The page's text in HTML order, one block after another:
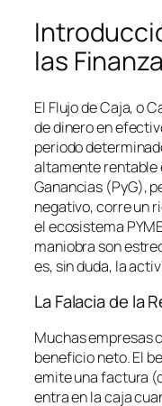
las
El Flujo de Caja, o
de dinero en
periodo
altamente rentable
Ganancias (PyG),
negativo, corre un
el ecosistema
maniobra son
es, sin duda, la
La Falacia de la
Muchas empresas
beneficio neto. El
emite una factura
entra en la caja